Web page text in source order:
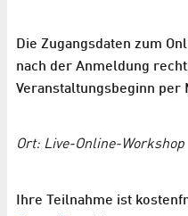
Die Zugangsdaten zum
nach der Anmeldung
Veranstaltungsbeginn per
Ort: Live-Online-Workshop
Ihre Teilnahme ist